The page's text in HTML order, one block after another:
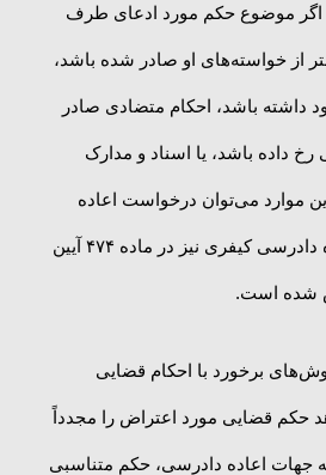
اگر موضوع حکم مورد ادعای طرف
از خواسته‌های او صادر شده باشد،
داشته باشد، احکام متضادی صادر
رخ داده باشد، یا اسناد و مدارک
موارد می‌توان درخواست اعاده
دادرسی داد.موارد اعاده دادرسی کیفری نیز در ماده ۴۷۴ آیین
شده است.
برخورد با احکام قضایی
حکم قضایی مورد اعتراض را مجدداً
جهات اعاده دادرسی، حکم متناسبی